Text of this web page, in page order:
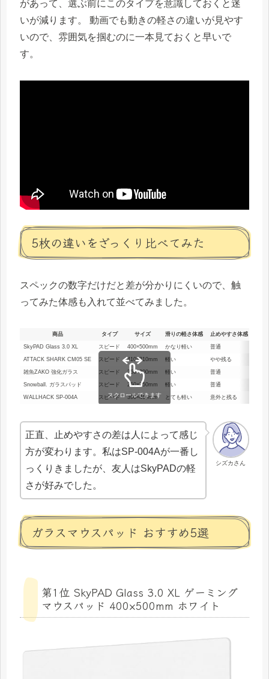
があって、選ぶ前にこのタイプを意識しておくと迷
いが減ります。 動画でも動きの軽さの違いが見やす
いので、雰囲気を掴むのに一本見ておくと早いで
す。
5枚の違いをざっくり比べてみた
スペックの数字だけだと差が分かりにくいので、触
ってみた体感も入れて並べてみました。
商品 タイプ サイズ 滑りの軽さ体感 止めやすさ体感
SkyPAD Glass 3.0 XL スピード 400×500mm かなり軽い 普通
ATTACK SHARK CM05 SE スピード 410×310mm 軽い やや残る
雑魚ZAKO 強化ガラス スピード 250×200mm 軽い 普通
Snowball. ガラスパッド スピード 250×250mm 軽い 普通
WALLHACK SP-004A スピード 390×450mm とても軽い 意外と残る
スクロールできます
シズカさん
正直、止めやすさの差は人によって感じ
方が変わります。私はSP-004Aが一番し
っくりきましたが、友人はSkyPADの軽
さが好みでした。
ガラスマウスパッド おすすめ5選
第1位 SkyPAD Glass 3.0 XL ゲーミング
マウスパッド 400×500mm ホワイト